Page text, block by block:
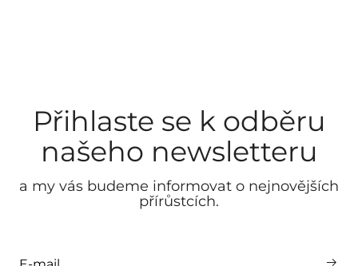
Přihlaste se k odběru
našeho newsletteru
a my vás budeme informovat o nejnovějších
přírůstcích.